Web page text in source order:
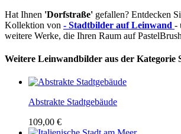
Hat Ihnen 'Dorfstraße' gefallen? Entdecken
Kollektion von - Stadtbilder auf Leinwand -
weitere Werke, die Ihren Raum auf
Weitere Leinwandbilder aus der Kategorie
Abstrakte Stadtgebäude
109,00 €